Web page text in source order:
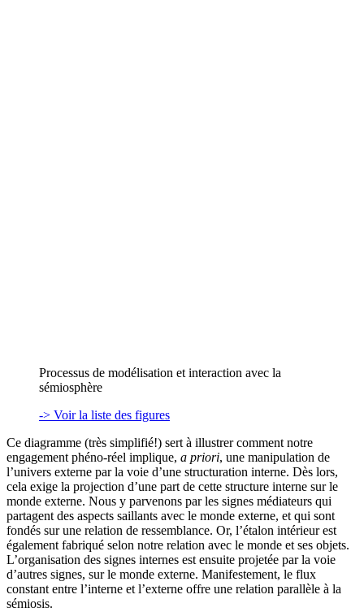
Processus de modélisation et interaction avec la
sémiosphère
-> Voir la liste des figures
Ce diagramme (très simplifié!) sert à illustrer comment notre
engagement phéno-réel implique, a priori, une manipulation de
l’univers externe par la voie d’une structuration interne. Dès lors,
cela exige la projection d’une part de cette structure interne sur le
monde externe. Nous y parvenons par les signes médiateurs qui
partagent des aspects saillants avec le monde externe, et qui sont
fondés sur une relation de ressemblance. Or, l’étalon intérieur est
également fabriqué selon notre relation avec le monde et ses objets.
L’organisation des signes internes est ensuite projetée par la voie
d’autres signes, sur le monde externe. Manifestement, le flux
constant entre l’interne et l’externe offre une relation parallèle à la
sémiosis.